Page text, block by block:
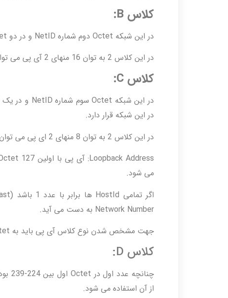
کلاس B:
در این شبکه Octet دوم شماره NetID و در دو Octet باقی مانده Host شبکه است.
در این کلاس 2 به توان 16 منهای 2 آی پی می توان به کلاینت ها اختصاص داد.
کلاس C:
در این شبکه قرار دارد.
در این کلاس 2 به توان 8 منهای 2 ای پی می توان به کلاینت ها اختصاص داد.
می شود.
Network Number به دست می آید.
جهت مشخص شدن نوع کلاس آی پی باید به Octet اول را بررسی نمود.
کلاس D:
از آن استفاده می شود.